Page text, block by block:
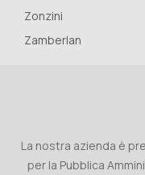
Zonzini
Zamberlan
La nostra azienda è
per la Pubblica